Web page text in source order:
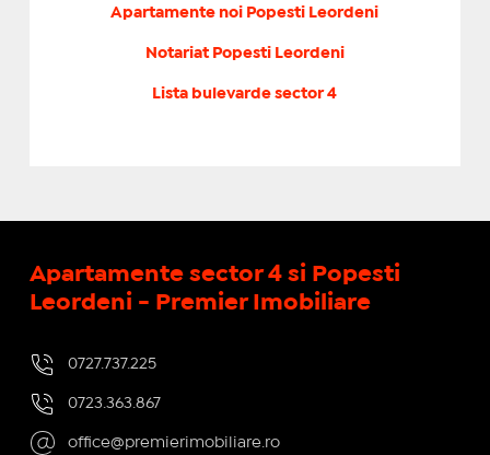
Apartamente noi Popesti Leordeni
Notariat Popesti Leordeni
Lista bulevarde sector 4
Apartamente sector 4 si Popesti
Leordeni - Premier Imobiliare
0727.737.225
0723.363.867
office@premierimobiliare.ro